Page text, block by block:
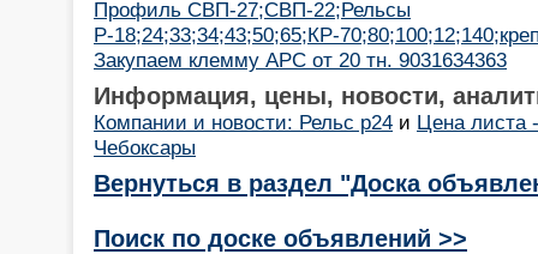
Профиль СВП-27;СВП-22;Рельсы
Р-18;24;33;34;43;50;65;КР-
Закупаем клемму АРС от 20 тн. 9031634363
Информация, цены, новости,
Компании и новости: Рельс р24 и Цена листа
Чебоксары
Вернуться в раздел "Доска
Поиск по доске объявлений >>